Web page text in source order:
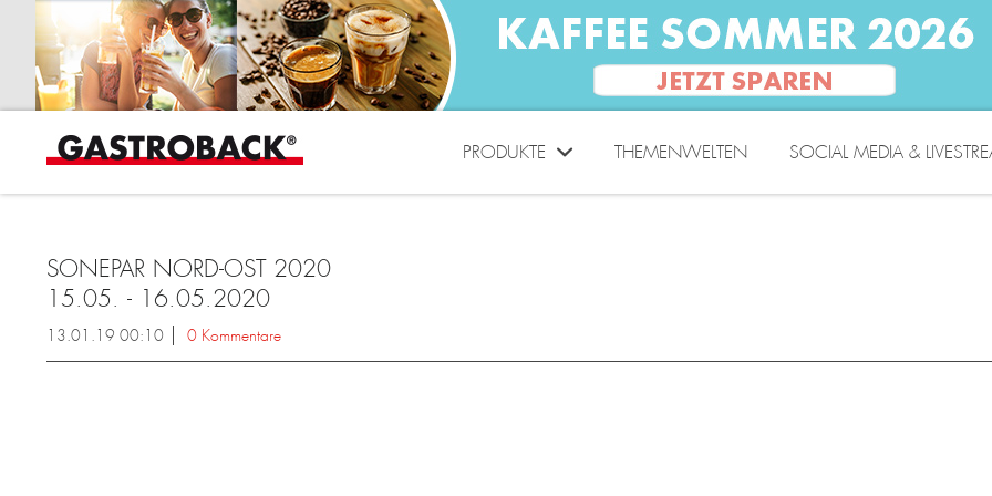
PRODUKTE THEMENWELTEN SOCIAL MEDIA &
SONEPAR NORD-OST 2020
15.05. - 16.05.2020
13.01.19 00:10 0 Kommentare